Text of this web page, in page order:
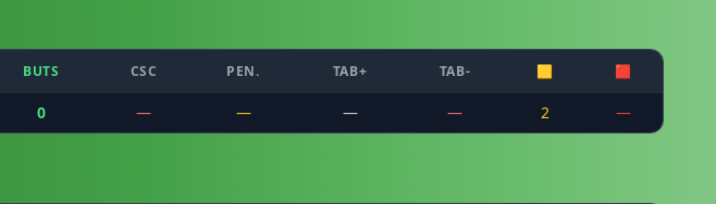
BUTS CSC PEN. TAB+ TAB- 🟨 🟥
0 — — — — 2 —